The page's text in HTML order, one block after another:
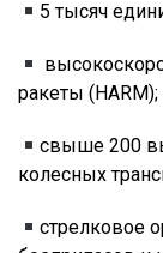
5 тысяч
ракеты (HARM);
свыше 200
колесных
стрелковое